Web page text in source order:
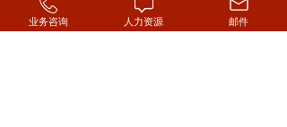
业务咨询 人力资源 邮件